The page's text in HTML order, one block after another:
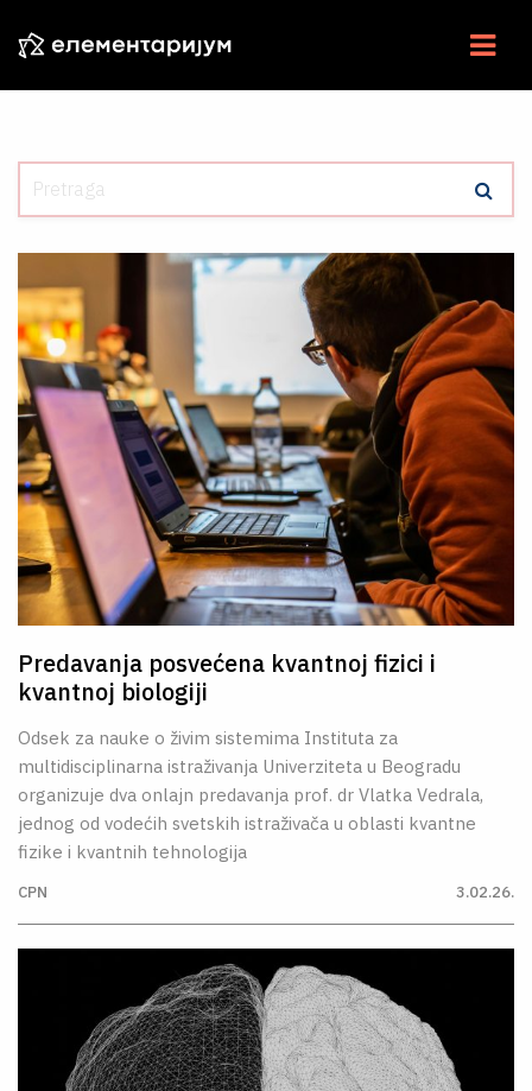
ESEJI
INTERVJU
ELEMENTI
VIDEO
RADIO
O NAMA
CPN
ЋИР
Predavanja posvećena kvantnoj fizici i
kvantnoj biologiji
Odsek za nauke o živim sistemima Instituta za
multidisciplinarna istraživanja Univerziteta u Beogradu
organizuje dva onlajn predavanja prof. dr Vlatka Vedrala,
jednog od vodećih svetskih istraživača u oblasti kvantne
fizike i kvantnih tehnologija
CPN 3.02.26.